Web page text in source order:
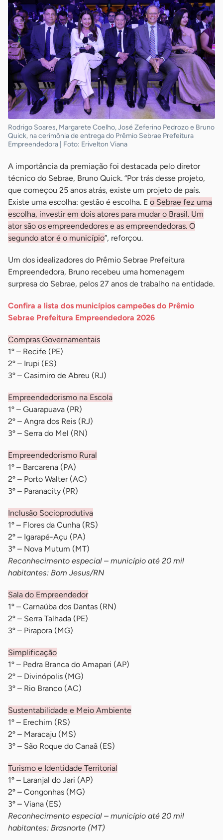
Rodrigo Soares, Margarete Coelho, José Zeferino Pedrozo e Bruno
Quick, na cerimônia de entrega do Prêmio Sebrae Prefeitura
Empreendedora | Foto: Erivelton Viana
A importância da premiação foi destacada pelo diretor
técnico do Sebrae, Bruno Quick. “Por trás desse projeto,
que começou 25 anos atrás, existe um projeto de país.
Existe uma escolha: gestão é escolha. E o Sebrae fez uma
escolha, investir em dois atores para mudar o Brasil. Um
ator são os empreendedores e as empreendedoras. O
segundo ator é o município”, reforçou.
Um dos idealizadores do Prêmio Sebrae Prefeitura
Empreendedora, Bruno recebeu uma homenagem
surpresa do Sebrae, pelos 27 anos de trabalho na entidade.
Confira a lista dos municípios campeões do Prêmio
Sebrae Prefeitura Empreendedora 2026
Compras Governamentais
1º – Recife (PE)
2º – Irupi (ES)
3º – Casimiro de Abreu (RJ)
Empreendedorismo na Escola
1º – Guarapuava (PR)
2º – Angra dos Reis (RJ)
3º – Serra do Mel (RN)
Empreendedorismo Rural
1º – Barcarena (PA)
2º – Porto Walter (AC)
3º – Paranacity (PR)
Inclusão Socioprodutiva
1º – Flores da Cunha (RS)
2º – Igarapé-Açu (PA)
3º – Nova Mutum (MT)
Reconhecimento especial – município até 20 mil
habitantes: Bom Jesus/RN
Sala do Empreendedor
1º – Carnaúba dos Dantas (RN)
2º – Serra Talhada (PE)
3º – Pirapora (MG)
Simplificação
1º – Pedra Branca do Amapari (AP)
2º – Divinópolis (MG)
3º – Rio Branco (AC)
Sustentabilidade e Meio Ambiente
1º – Erechim (RS)
2º – Maracaju (MS)
3º – São Roque do Canaã (ES)
Turismo e Identidade Territorial
1º – Laranjal do Jari (AP)
2º – Congonhas (MG)
3º – Viana (ES)
Reconhecimento especial – município até 20 mil
habitantes: Brasnorte (MT)